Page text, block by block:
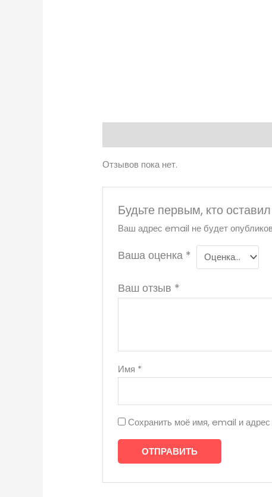
Отзывов пока нет.
Будьте первым, кто
Ваш адрес email не будет
Ваша оценка *
Ваш отзыв *
Имя *
Сохранить моё имя, email и